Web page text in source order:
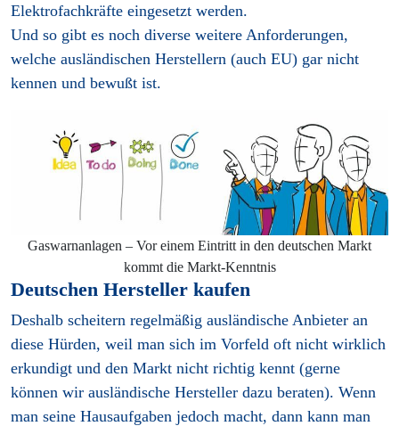
Elektrofachkräfte eingesetzt werden.
Und so gibt es noch diverse weitere Anforderungen,
welche ausländischen Herstellern (auch EU) gar nicht
kennen und bewußt ist.
Gaswarnanlagen – Vor einem Eintritt in den deutschen Markt
kommt die Markt-Kenntnis
Deutschen Hersteller kaufen
Deshalb scheitern regelmäßig ausländische Anbieter an
diese Hürden, weil man sich im Vorfeld oft nicht wirklich
erkundigt und den Markt nicht richtig kennt (gerne
können wir ausländische Hersteller dazu beraten). Wenn
man seine Hausaufgaben jedoch macht, dann kann man